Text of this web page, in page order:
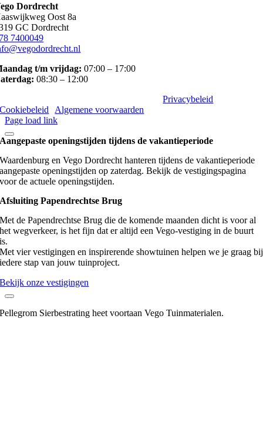
Dordrecht
Oost 8a
GC Dordrecht
7400049
t/m vrijdag:07:00 – 17:00
08:30 – 12:00
2026 Vego | Alle rechten voorbehouden |Privacybeleid
Cookiebeleid
Algemene voorwaarden
Page load link
Aangepaste openingstijden tijdens de vakantieperiode
Waardenburg en Vego Dordrecht hanteren tijdens de vakantieperiode
aangepaste openingstijden op zaterdag. Bekijk de vestigingspagina
voor de actuele openingstijden.
Afsluiting Papendrechtse Brug
Met de Papendrechtse Brug die de komende maanden dicht is voor al
het wegverkeer, is het fijn dat er altijd een Vego-vestiging in de buurt
is.
Met vier vestigingen en inspirerende showtuinen helpen we je graag bij
iedere stap van jouw tuinproject.
Bekijk onze vestigingen
Pellegrom Sierbestrating heet voortaan Vego Tuinmaterialen.